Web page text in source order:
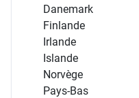
Danemark
Finlande
Irlande
Islande
Norvège
Pays-Bas